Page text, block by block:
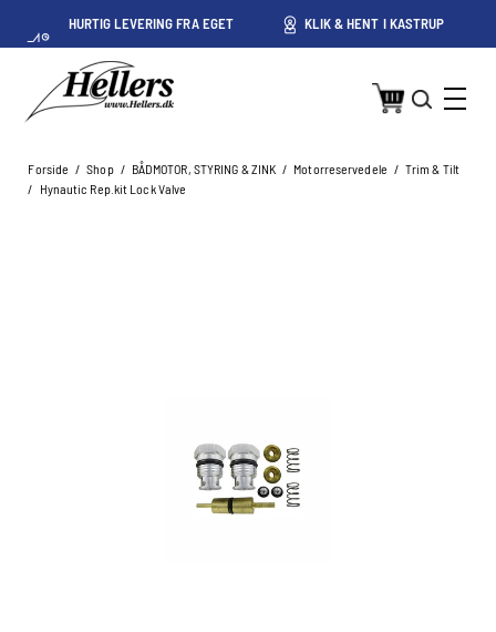
HURTIG LEVERING FRA EGET
LAGER I KASTRUP
KLIK & HENT I KASTRUP
Forside / Shop / BÅDMOTOR, STYRING & ZINK / Motorreservedele / Trim & Tilt
/ Hynautic Rep.kit Lock Valve